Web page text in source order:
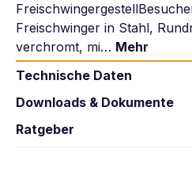
Freischwinger in Stahl,
verchromt, mi… Mehr
Technische Daten
Downloads & Dokumente
Ratgeber